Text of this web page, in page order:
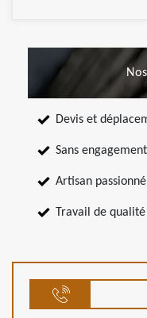
Devis et
Sans engagement
Artisan passionné
Travail de qualité